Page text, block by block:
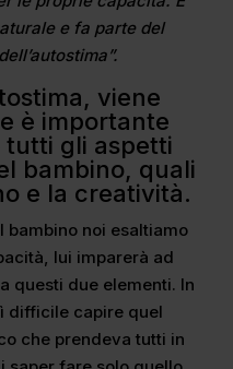
e fa parte del
viene
è importante
tutti gli aspetti
bambino, quali
e la creatività.
bambino noi esaltiamo
lui imparerà ad
questi due elementi. In
difficile capire quel
che prendeva tutti in